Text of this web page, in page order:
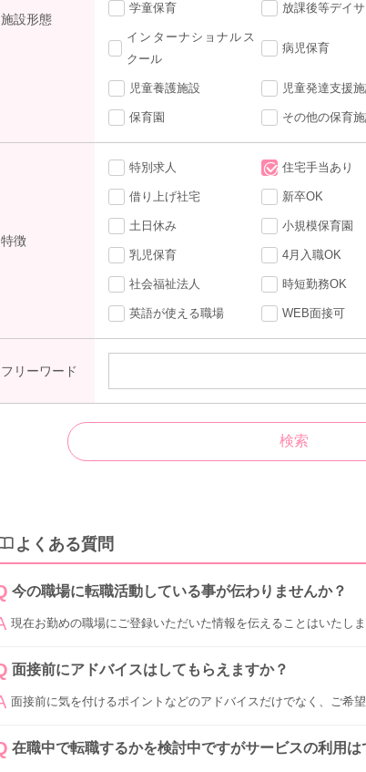
施設形態
学童保育 放課後等デイ
インターナショナルス
クール
病児保育
児童養護施設 児童発達支援
保育園 その他の保育
特徴
特別求人 住宅手当あり
借り上げ社宅 新卒OK
土日休み 小規模保育園
乳児保育 4月入職OK
社会福祉法人 時短勤務OK
英語が使える職場 WEB面接可
フリーワード
よくある質問
今の職場に転職活動している事が伝わりませんか？
現在お勤めの職場にご登録いただいた情報を伝えることはいたし
面接前にアドバイスはしてもらえますか？
面接前に気を付けるポイントなどのアドバイスだけでなく、ご希
在職中で転職するかを検討中ですがサービスの利用は